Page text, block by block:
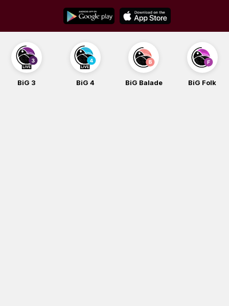
content
BiG 4 BiG Balade BiG Folk BiG iG